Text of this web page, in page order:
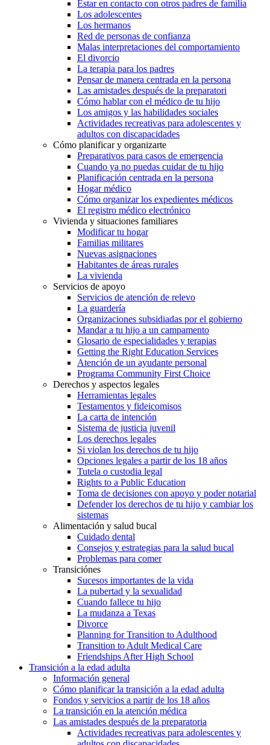
Estar en contacto con otros padres de familia
Los adolescentes
Los hermanos
Red de personas de confianza
Malas interpretaciones del comportamiento
El divorcio
La terapia para los padres
Pensar de manera centrada en la persona
Las amistades después de la preparatori
Cómo hablar con el médico de tu hijo
Los amigos y las habilidades sociales
Actividades recreativas para adolescentes y
adultos con discapacidades
Cómo planificar y organizarte
Preparativos para casos de emergencia
Cuando ya no puedas cuidar de tu hijo
Planificación centrada en la persona
Hogar médico
Cómo organizar los expedientes médicos
El registro médico electrónico
Vivienda y situaciones familiares
Modificar tu hogar
Familias militares
Nuevas asignaciones
Habitantes de áreas rurales
La vivienda
Servicios de apoyo
Servicios de atención de relevo
La guardería
Organizaciones subsidiadas por el gobierno
Mandar a tu hijo a un campamento
Glosario de especialidades y terapias
Getting the Right Education Services
Atención de un ayudante personal
Programa Community First Choice
Derechos y aspectos legales
Herramientas legales
Testamentos y fideicomisos
La carta de intención
Sistema de justicia juvenil
Los derechos legales
Si violan los derechos de tu hijo
Opciones legales a partir de los 18 años
Tutela o custodia legal
Rights to a Public Education
Toma de decisiones con apoyo y poder notarial
Defender los derechos de tu hijo y cambiar los
sistemas
Alimentación y salud bucal
Cuidado dental
Consejos y estrategias para la salud bucal
Problemas para comer
Transiciónes
Sucesos importantes de la vida
La pubertad y la sexualidad
Cuando fallece tu hijo
La mudanza a Texas
Divorce
Planning for Transition to Adulthood
Transition to Adult Medical Care
Friendships After High School
Transición a la edad adulta
Información general
Cómo planificar la transición a la edad adulta
Fondos y servicios a partir de los 18 años
La transición en la atención médica
Las amistades después de la preparatoria
Actividades recreativas para adolescentes y